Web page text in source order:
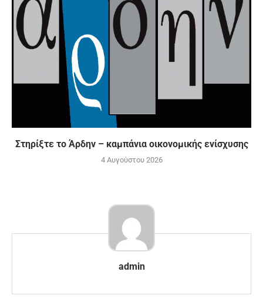
Στηρίξτε το Άρδην – καμπάνια οικονομικής ενίσχυσης
4 Αυγούστου 2026
admin